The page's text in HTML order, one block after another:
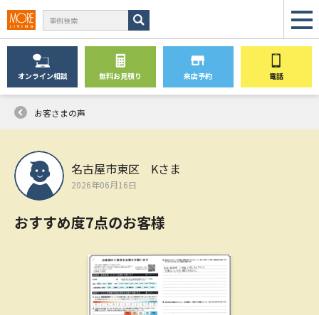
オンライン相談 無料お見積り 来店予約 電話
お客さまの声
名古屋市東区 Kさま
2026年06月16日
おすすめ度7点のお客様